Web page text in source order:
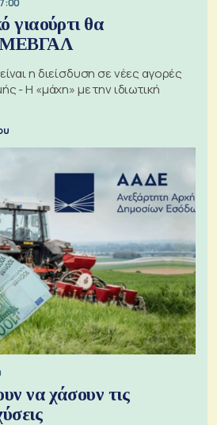
γιαούρτι θα
ΜΕΒΓΑΛ
η διείσδυση σε νέες αγορές
- Η «μάχη» με την ιδιωτική
να χάσουν τις